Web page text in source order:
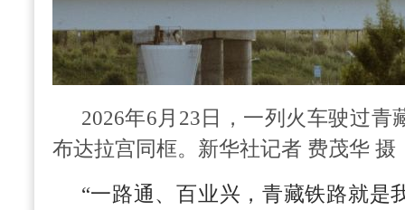
2026年6月23日，一列火车驶过青
布达拉宫同框。新华社记者 费茂华 摄
“一路通、百业兴，青藏铁路就是